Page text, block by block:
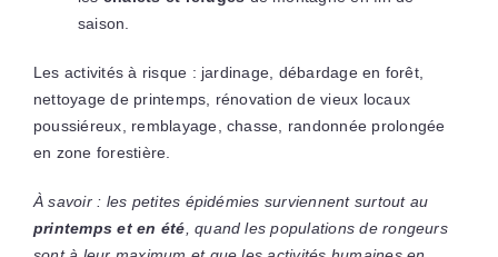
saison.
Les activités à risque : jardinage, débardage en forêt,
nettoyage de printemps, rénovation de vieux locaux
poussiéreux, remblayage, chasse, randonnée prolongée
en zone forestière.
À savoir : les petites épidémies surviennent surtout au
printemps et en été , quand les populations de rongeurs